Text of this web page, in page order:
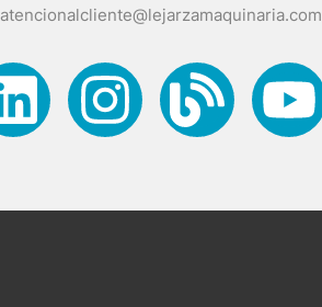
atencionalcliente@lejarzamaquinaria.com